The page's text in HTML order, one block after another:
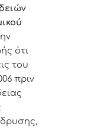
ότι
του
πριν